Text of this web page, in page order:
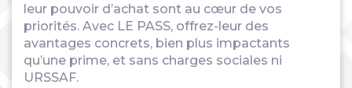
leur pouvoir d’achat sont au cœur de vos
priorités. Avec LE PASS, offrez-leur des
avantages concrets, bien plus impactants
qu’une prime, et sans charges sociales ni
URSSAF.